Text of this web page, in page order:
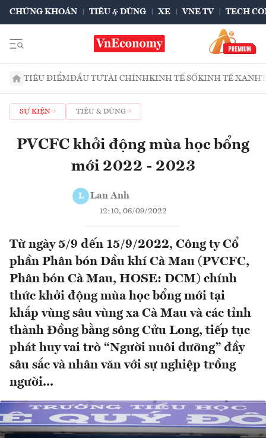
CHỨNG KHOÁN TIÊU & DÙNG XE VNE TV TECH
TIÊU ĐIỂMĐẦU TƯTÀI CHÍNHKINH TẾ SỐKINH TẾ XANH
SỰ KIỆN TIÊU & DÙNG
PVCFC khởi động mùa học bổng
mới 2022 - 2023
L Lan Anh
12:10, 06/09/2022
Từ ngày 5/9 đến 15/9/2022, Công ty Cổ
phần Phân bón Dầu khí Cà Mau (PVCFC,
Phân bón Cà Mau, HOSE: DCM) chính
thức khởi động mùa học bổng mới tại
khắp vùng sâu vùng xa Cà Mau và các tỉnh
thành Đồng bằng sông Cửu Long, tiếp tục
phát huy vai trò “Người nuôi dưỡng” đầy
sâu sắc và nhân văn với sự nghiệp trồng
người...